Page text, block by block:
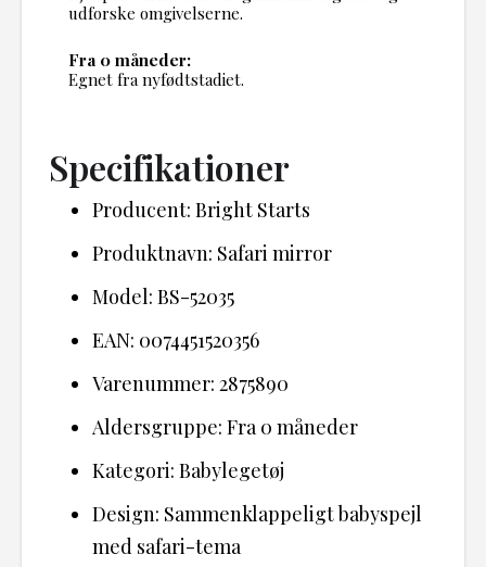
udforske omgivelserne.
Fra 0 måneder:
Egnet fra nyfødtstadiet.
Specifikationer
Producent: Bright Starts
Produktnavn: Safari mirror
Model: BS-52035
EAN: 0074451520356
Varenummer: 2875890
Aldersgruppe: Fra 0 måneder
Kategori: Babylegetøj
Design: Sammenklappeligt babyspejl
med safari-tema